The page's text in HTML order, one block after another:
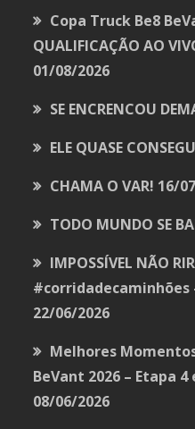
Copa Truck Be8
QUALIFICAÇÃO AO
01/08/2026
SE ENCRENCOU
ELE QUASE
CHAMA O VAR! 16/
TODO MUNDO SE
IMPOSSÍVEL NÃO RIR
22/06/2026
Melhores
BeVant 2026 – Etapa
08/06/2026